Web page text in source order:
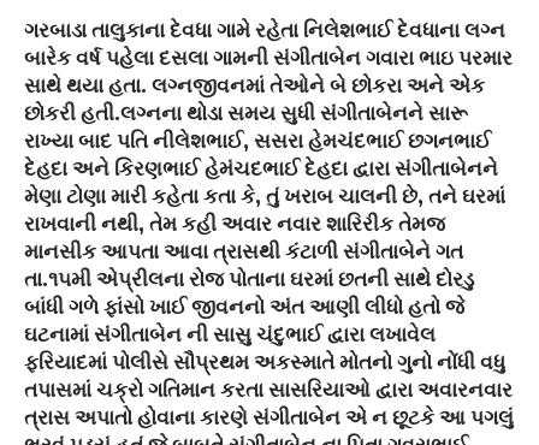
ગરબાડા તાલુકાના દેવધા ગામે રહેતા નિલેશભાઈ દેવધાના લગ્ન
બારેક વર્ષ પહેલા દસલા ગામની સંગીતાબેન ગવારા ભાઇ પરમાર
સાથે થયા હતા. લગ્નજીવનમાં તેઓને બે છોકરા અને એક
છોકરી હતી.લગ્નના થોડા સમય સુધી સંગીતાબેનને સારૂ
રાખ્યા બાદ પતિ નીલેશભાઈ, સસરા હેમચંદભાઈ છગનભાઈ
દેહદા અને કિરણભાઈ હેમંચદભાઈ દેહદા દ્વારા સંગીતાબેનને
મેણા ટોણા મારી કહેતા કતા કે, તું ખરાબ ચાલની છે, તને ઘરમાં
રાખવાની નથી, તેમ કહી અવાર નવાર શારિરીક તેમજ
માનસીક આપતા આવા ત્રાસથી કંટાળી સંગીતાબેને ગત
તા.૧૫મી એપ્રીલના રોજ પોતાના ઘરમાં છતની સાથે દોરડુ
બાંધી ગળે ફાંસો ખાઈ જીવનનો અંત આણી લીધો હતો જે
ઘટનામાં સંગીતાબેન ની સાસુ ચંદુભાઈ દ્વારા લખાવેલ
ફરિયાદમાં પોલીસે સૌપ્રથમ અકસ્માતે મોતનો ગુનો નોંધી વધુ
તપાસમાં ચક્રો ગતિમાન કરતા સાસરિયાઓ દ્વારા અવારનવાર
ત્રાસ અપાતો હોવાના કારણે સંગીતાબેન એ ન છૂટકે આ પગલું